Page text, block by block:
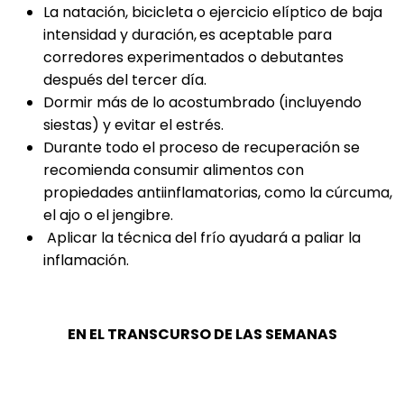
La natación, bicicleta o ejercicio elíptico de baja
intensidad y duración,es aceptable para
corredores experimentados o debutantes
después del tercer día.
Dormir más de lo acostumbrado (incluyendo
siestas) y evitar el estrés.
Durante todo el proceso de recuperación se
recomienda consumir alimentos con
propiedades antiinflamatorias, como la cúrcuma,
el ajo o el jengibre.
Aplicar la técnica del frío ayudará a paliar la
inflamación.
EN EL TRANSCURSO DE LAS SEMANAS